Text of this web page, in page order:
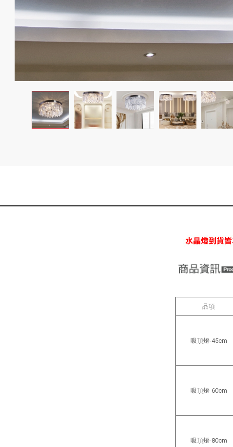
品項
吸頂燈-45cm
吸頂燈-60cm
吸頂燈-80cm